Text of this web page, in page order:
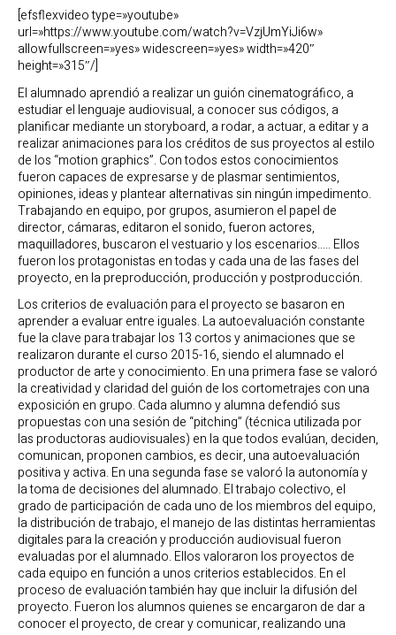
[efsflexvideo type=»youtube»
url=»https://www.youtube.com/watch?v=VzjUmYiJi6w»
allowfullscreen=»yes» widescreen=»yes» width=»420″
height=»315″/]
El alumnado aprendió a realizar un guión cinematográfico, a
estudiar el lenguaje audiovisual, a conocer sus códigos, a
planificar mediante un storyboard, a rodar, a actuar, a editar y a
realizar animaciones para los créditos de sus proyectos al estilo
de los “motion graphics”. Con todos estos conocimientos
fueron capaces de expresarse y de plasmar sentimientos,
opiniones, ideas y plantear alternativas sin ningún impedimento.
Trabajando en equipo, por grupos, asumieron el papel de
director, cámaras, editaron el sonido, fueron actores,
maquilladores, buscaron el vestuario y los escenarios….. Ellos
fueron los protagonistas en todas y cada una de las fases del
proyecto, en la preproducción, producción y postproducción.
Los criterios de evaluación para el proyecto se basaron en
aprender a evaluar entre iguales. La autoevaluación constante
fue la clave para trabajar los 13 cortos y animaciones que se
realizaron durante el curso 2015-16, siendo el alumnado el
productor de arte y conocimiento. En una primera fase se valoró
la creatividad y claridad del guión de los cortometrajes con una
exposición en grupo. Cada alumno y alumna defendió sus
propuestas con una sesión de “pitching” (técnica utilizada por
las productoras audiovisuales) en la que todos evalúan, deciden,
comunican, proponen cambios, es decir, una autoevaluación
positiva y activa. En una segunda fase se valoró la autonomía y
la toma de decisiones del alumnado. El trabajo colectivo, el
grado de participación de cada uno de los miembros del equipo,
la distribución de trabajo, el manejo de las distintas herramientas
digitales para la creación y producción audiovisual fueron
evaluadas por el alumnado. Ellos valoraron los proyectos de
cada equipo en función a unos criterios establecidos. En el
proceso de evaluación también hay que incluir la difusión del
proyecto. Fueron los alumnos quienes se encargaron de dar a
conocer el proyecto, de crear y comunicar, realizando una